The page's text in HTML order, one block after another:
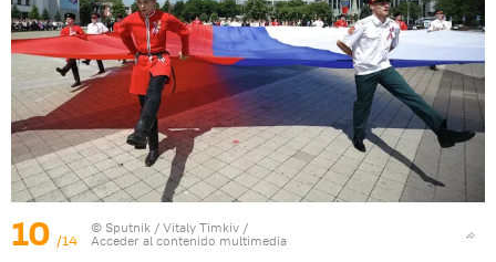
10 /14
© Sputnik / Vitaly Timkiv /
Acceder al contenido multimedia